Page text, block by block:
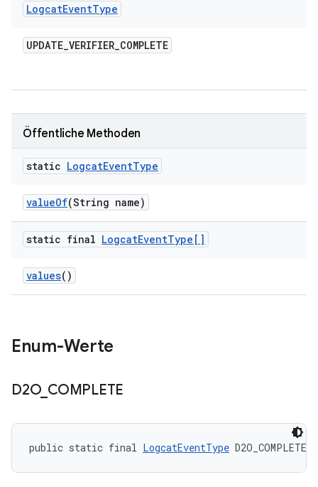
LogcatEventType
UPDATE_VERIFIER_COMPLETE
Öffentliche Methoden
static LogcatEventType
valueOf(String name)
static final LogcatEventType[]
values()
Enum-Werte
D2O_ COMPLETE
public static final LogcatEventType D2O_COMPLETE